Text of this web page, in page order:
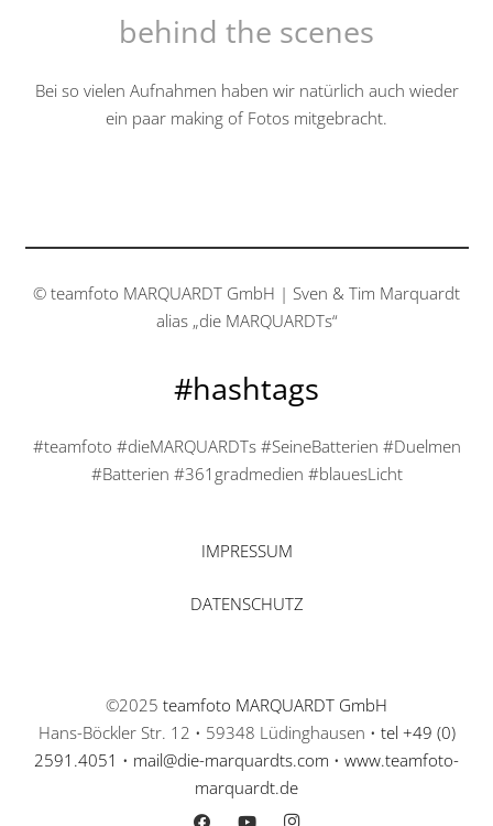
behind the scenes
Bei so vielen Aufnahmen haben wir natürlich auch wieder
ein paar making of Fotos mitgebracht.
© teamfoto MARQUARDT GmbH | Sven & Tim Marquardt
alias „die MARQUARDTs“
#hashtags
#teamfoto #dieMARQUARDTs #SeineBatterien #Duelmen
#Batterien #361gradmedien #blauesLicht
IMPRESSUM
DATENSCHUTZ
©2025 teamfoto MARQUARDT GmbH
Hans-Böckler Str. 12 • 59348 Lüdinghausen • tel +49 (0)
2591.4051 • mail@die-marquardts.com • www.teamfoto-
marquardt.de